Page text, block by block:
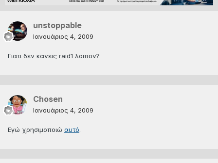
unstoppable
Ιανουάριος 4, 2009
Γιατι δεν κανεις raid1 λοιπον?
Chosen
Ιανουάριος 4, 2009
Εγώ χρησιμοποιώ αυτό.